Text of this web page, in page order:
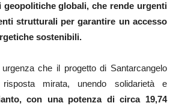
geopolitiche globali, che rende urgenti
strutturali per garantire un accesso
sostenibili.
che il progetto di Santarcangelo
mirata, unendo solidarietà e
con una potenza di circa 19,74